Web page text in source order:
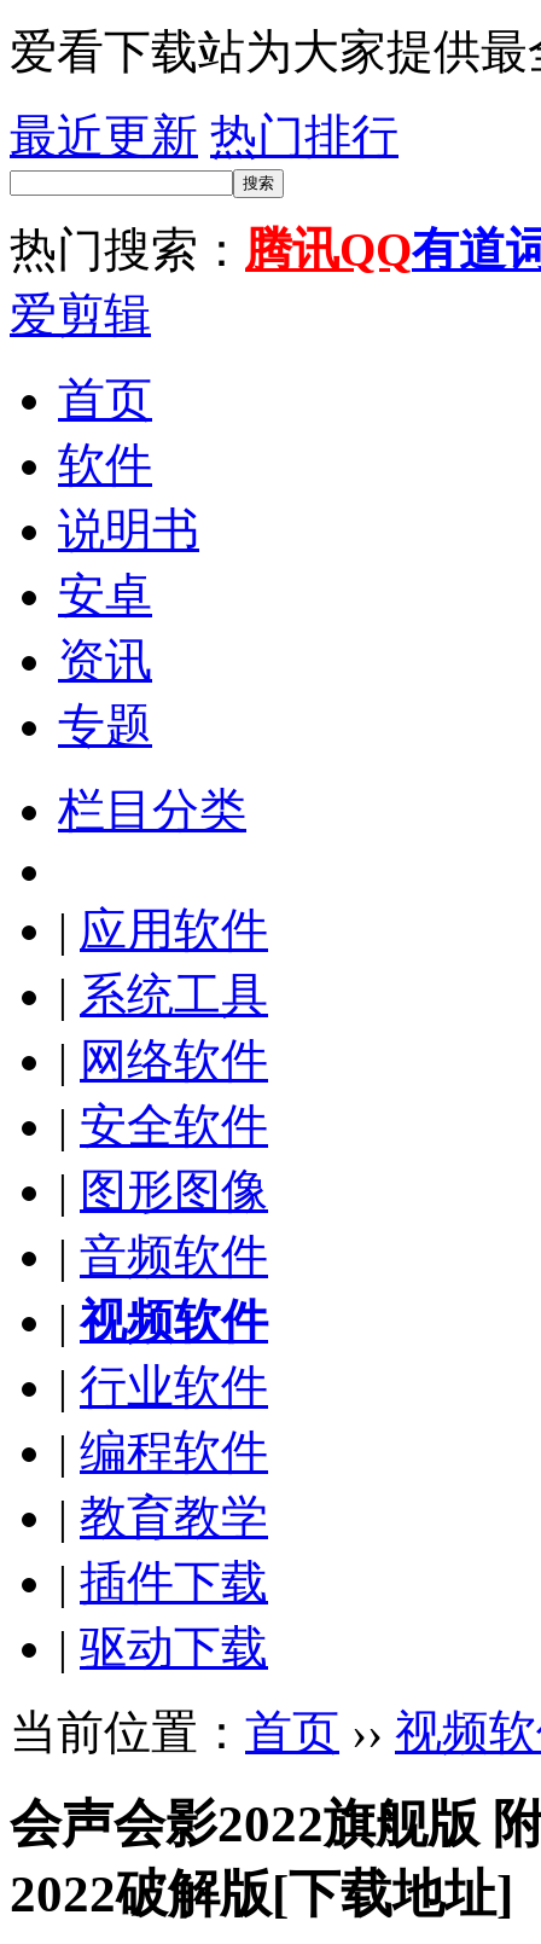
爱看下载站为大家提供
最近更新 热门排行
搜索
热门搜索： 腾讯QQ有道
爱剪辑
首页
软件
说明书
安卓
资讯
专题
栏目分类
| 应用软件
| 系统工具
| 网络软件
| 安全软件
| 图形图像
| 音频软件
|视频软件
| 行业软件
| 编程软件
| 教育教学
| 插件下载
| 驱动下载
当前位置： 首页 ›› 视频
会声会影2022旗舰版
2022破解版[下载地址]